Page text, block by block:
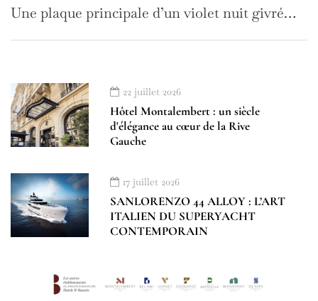
Une plaque principale d’un violet nuit givré…
22 juillet 2026
Hôtel Montalembert : un siècle
d'élégance au cœur de la Rive
Gauche
17 juillet 2026
SANLORENZO 44 ALLOY : L’ART
ITALIEN DU SUPERYACHT
CONTEMPORAIN